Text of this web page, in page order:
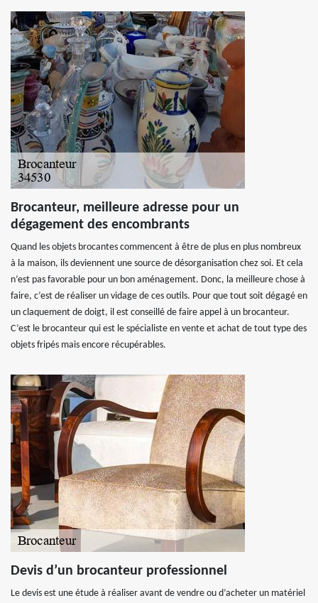
Brocanteur, meilleure adresse pour un
dégagement des encombrants
Quand les objets brocantes commencent à être de plus en plus nombreux
à la maison, ils deviennent une source de désorganisation chez soi. Et cela
n’est pas favorable pour un bon aménagement. Donc, la meilleure chose à
faire, c’est de réaliser un vidage de ces outils. Pour que tout soit dégagé en
un claquement de doigt, il est conseillé de faire appel à un brocanteur.
C’est le brocanteur qui est le spécialiste en vente et achat de tout type des
objets fripés mais encore récupérables.
Devis d’un brocanteur professionnel
Le devis est une étude à réaliser avant de vendre ou d’acheter un matériel